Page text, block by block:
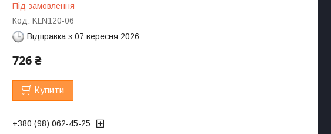
Під замовлення
Код: KLN120-06
Відправка з 07 вересня 2026
726 ₴
Купити
+380 (98) 062-45-25